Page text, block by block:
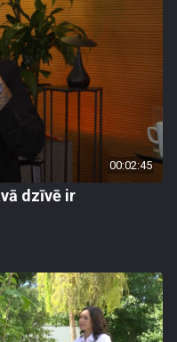
00:02:45
dzīvē ir